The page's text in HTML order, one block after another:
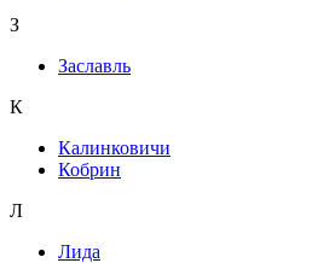
З
Заславль
К
Калинковичи
Кобрин
Л
Лида